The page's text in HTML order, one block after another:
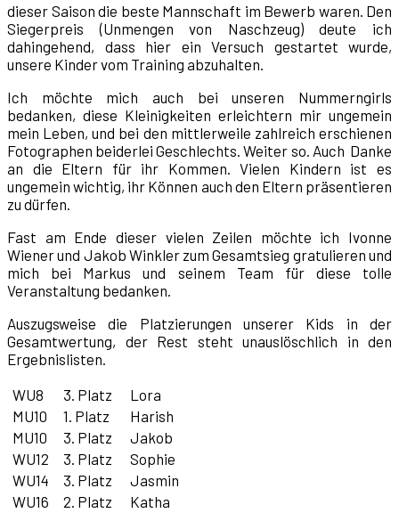
dieser Saison die beste Mannschaft im Bewerb waren. Den
Siegerpreis (Unmengen von Naschzeug) deute ich
dahingehend, dass hier ein Versuch gestartet wurde,
unsere Kinder vom Training abzuhalten.
Ich möchte mich auch bei unseren Nummerngirls
bedanken, diese Kleinigkeiten erleichtern mir ungemein
mein Leben, und bei den mittlerweile zahlreich erschienen
Fotographen beiderlei Geschlechts. Weiter so. Auch Danke
an die Eltern für ihr Kommen. Vielen Kindern ist es
ungemein wichtig, ihr Können auch den Eltern präsentieren
zu dürfen.
Fast am Ende dieser vielen Zeilen möchte ich Ivonne
Wiener und Jakob Winkler zum Gesamtsieg gratulieren und
mich bei Markus und seinem Team für diese tolle
Veranstaltung bedanken.
Auszugsweise die Platzierungen unserer Kids in der
Gesamtwertung, der Rest steht unauslöschlich in den
Ergebnislisten.
WU8
3. Platz
Lora
MU10
1. Platz
Harish
MU10
3. Platz
Jakob
WU12
3. Platz
Sophie
WU14
3. Platz
Jasmin
WU16
2. Platz
Katha